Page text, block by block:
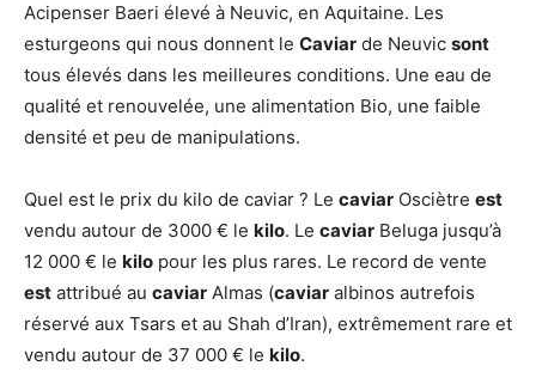
Acipenser Baeri élevé à Neuvic, en Aquitaine. Les
esturgeons qui nous donnent le Caviar de Neuvic sont
tous élevés dans les meilleures conditions. Une eau de
qualité et renouvelée, une alimentation Bio, une faible
densité et peu de manipulations.
Quel est le prix du kilo de caviar ? Le caviar Osciètre est
vendu autour de 3000 € le kilo. Le caviar Beluga jusqu’à
12 000 € le kilo pour les plus rares. Le record de vente
est attribué au caviar Almas (caviar albinos autrefois
réservé aux Tsars et au Shah d’Iran), extrêmement rare et
vendu autour de 37 000 € le kilo.